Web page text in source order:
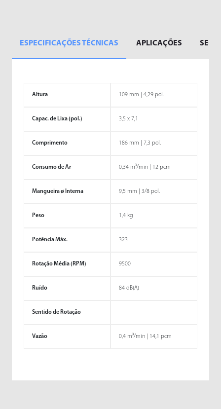
ESPECIFICAÇÕES TÉCNICAS APLICAÇÕES
Altura 109 mm | 4,29 pol.
Capac. de Lixa (pol.) 3,5 x 7,1
Comprimento 186 mm | 7,3 pol.
Consumo de Ar 0,34 m³/min | 12 pcm
Mangueira ø Interna 9,5 mm | 3/8 pol.
Peso 1,4 kg
Potência Máx. 323
Rotação Média (RPM) 9500
Ruído 84 dB(A)
Sentido de Rotação
Vazão 0,4 m³/min | 14,1 pcm